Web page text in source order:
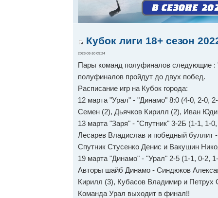
Кубок лиги 18+ сезон
2023-03-10 09:24
Пары команд полуфиналов следующие :
полуфиналов пройдут до двух побед.
Расписание игр на Кубок города:
12 марта "Урал" - "Динамо" 8:0 (4-0, 2-0,
Семен (2), Дьячков Кирилл (2), Иван
13 марта "Заря" - "Спутник" 3-2Б (1-1, 1-
Лесарев Владислав и победный буллит
Спутник Стусенко Денис и Вакушин
19 марта "Динамо" - "Урал" 2-5 (1-1, 0-2,
Авторы шайб Динамо - Синдюков
Кирилл (3), Кубасов Владимир и Петрух
Команда Урал выходит в финал!!